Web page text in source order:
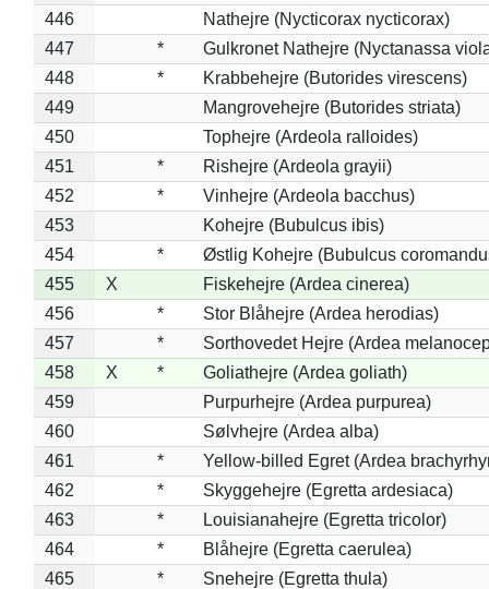
446
Nathejre (Nycticorax nycticorax)
447
*
Gulkronet Nathejre (Nyctanassa
448
*
Krabbehejre (Butorides virescens)
449
Mangrovehejre (Butorides striata)
450
Tophejre (Ardeola ralloides)
451
*
Rishejre (Ardeola grayii)
452
*
Vinhejre (Ardeola bacchus)
453
Kohejre (Bubulcus ibis)
454
*
Østlig Kohejre (Bubulcus
455
X
Fiskehejre (Ardea cinerea)
456
*
Stor Blåhejre (Ardea herodias)
457
*
Sorthovedet Hejre (Ardea
458
X *
Goliathejre (Ardea goliath)
459
Purpurhejre (Ardea purpurea)
460
Sølvhejre (Ardea alba)
461
*
Yellow-billed Egret (Ardea
462
*
Skyggehejre (Egretta ardesiaca)
463
*
Louisianahejre (Egretta tricolor)
464
*
Blåhejre (Egretta caerulea)
465
*
Snehejre (Egretta thula)